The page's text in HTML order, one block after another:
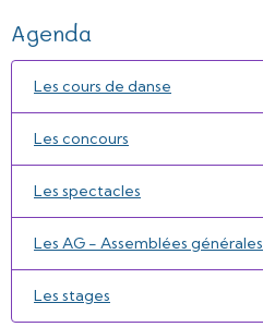
Agenda
Les cours de danse
Les concours
Les spectacles
Les AG - Assemblées générales
Les stages